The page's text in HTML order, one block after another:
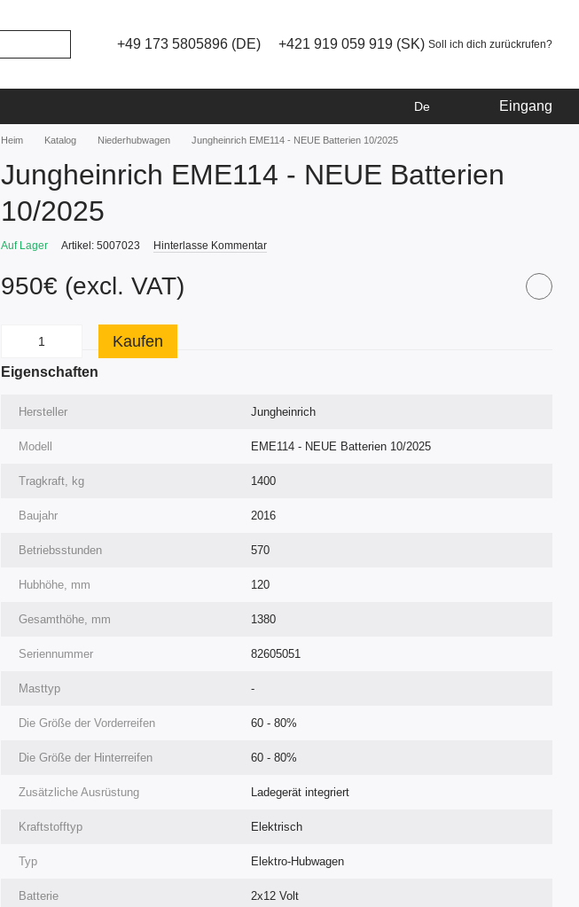
+49 173 5805896 (DE) +421 919 059 919 (SK) Soll ich dich zurückrufen?
De Eingang
Heim Katalog Niederhubwagen Jungheinrich EME114 - NEUE Batterien 10/2025
Jungheinrich EME114 - NEUE Batterien
10/2025
Auf Lager Artikel: 5007023 Hinterlasse Kommentar
950€ (excl. VAT)
Kaufen
Eigenschaften
Hersteller Jungheinrich
Modell EME114 - NEUE Batterien 10/2025
Tragkraft, kg 1400
Baujahr 2016
Betriebsstunden 570
Hubhöhe, mm 120
Gesamthöhe, mm 1380
Seriennummer 82605051
Masttyp -
Die Größe der Vorderreifen 60 - 80%
Die Größe der Hinterreifen 60 - 80%
Zusätzliche Ausrüstung Ladegerät integriert
Kraftstofftyp Elektrisch
Typ Elektro-Hubwagen
Batterie 2x12 Volt